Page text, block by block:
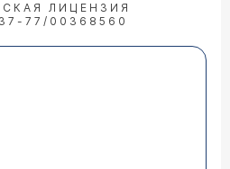
ЛИЦЕНЗИЯ
77/00368560